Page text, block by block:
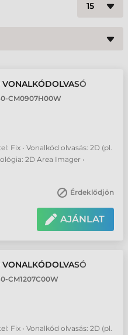
CM0907H00W
Fix • Vonalkód olvasás: 2D (pl.
2D Area Imager •
Érdeklődjön
AJÁNLAT
CM1207C00W
Fix • Vonalkód olvasás: 2D (pl.